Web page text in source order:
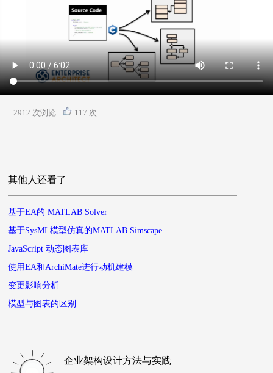
2912 次浏览 117 次
其他人还看了
基于EA的 MATLAB Solver
基于SysML模型仿真的MATLAB Simscape
JavaScript 动态图表库
使用EA和ArchiMate进行动机建模
变更影响分析
模型与图表的区别